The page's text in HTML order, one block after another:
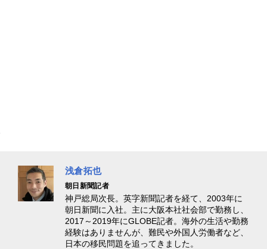
浅倉拓也
朝日新聞記者
神戸総局次長。英字新聞記者を経て、2003年に
朝日新聞に入社。主に大阪本社社会部で勤務し、
2017～2019年にGLOBE記者。海外の生活や勤務
経験はありませんが、難民や外国人労働者など、
日本の移民問題を追ってきました。